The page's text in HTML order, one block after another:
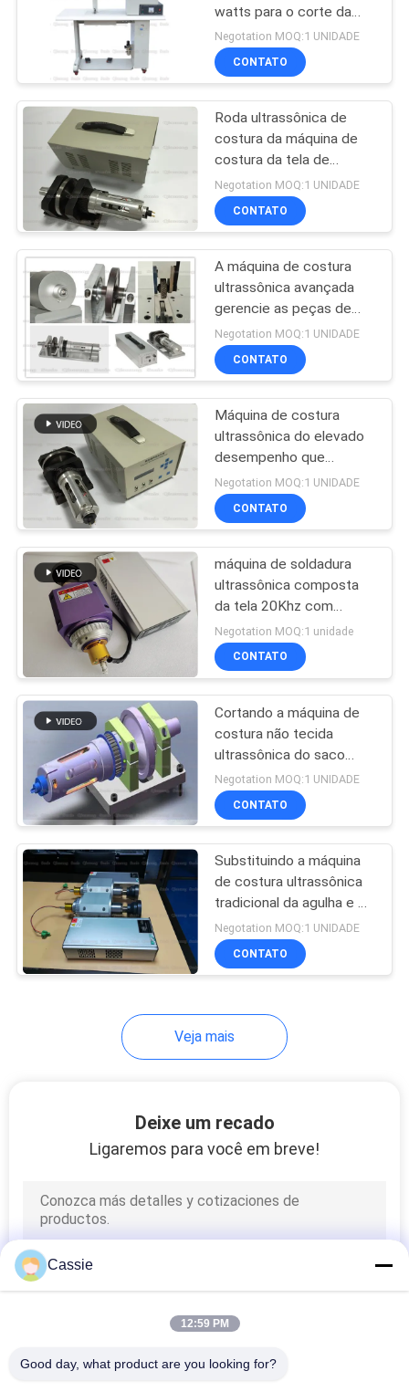
CASOS
SOLICITAR
UM
ORÇAMENTO
MAPA
DO
SITE
POLÍTICA
DE
PRIVACIDADE
watts para o corte da
selagem da tela com a
roda giratória de 12mm
Negotation MOQ:1 UNIDADE
CONTATO
Roda ultrassônica de
costura da máquina de
costura da tela de
Logitudinal que sela
Sonotrode
Negotation MOQ:1 UNIDADE
CONTATO
A máquina de costura
ultrassônica avançada
gerencie as peças de
solda da tela de aço da
roda com gerador de
Digitas
Negotation MOQ:1 UNIDADE
CONTATO
Máquina de costura
ultrassônica do elevado
desempenho que
transmite a energia
mecânica à ligação da
tela
Negotation MOQ:1 UNIDADE
CONTATO
máquina de soldadura
ultrassônica composta
da tela 20Khz com
ferramenta do rolo
Negotation MOQ:1 unidade
CONTATO
Cortando a máquina de
costura não tecida
ultrassônica do saco
para materiais de pano
do plutônio TC do PVC
Negotation MOQ:1 UNIDADE
CONTATO
Substituindo a máquina
de costura ultrassônica
tradicional da agulha e da
linha para telas
termoplásticos
Negotation MOQ:1 UNIDADE
CONTATO
Veja mais
Deixe um recado
Ligaremos para você em breve!
Cassie
12:59 PM
Good day, what product are you looking for?